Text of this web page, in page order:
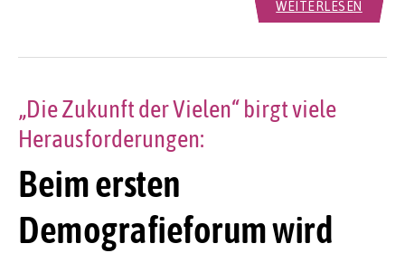
WEITERLESEN
Beim ersten
Demografieforum wird
„Die Zukunft der Vielen“ birgt viele
Herausforderungen: